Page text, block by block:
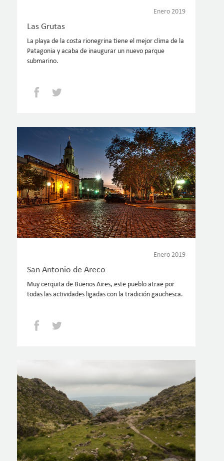
Enero 2019
Las Grutas
La playa de la costa rionegrina tiene el mejor clima de la
Patagonia y acaba de inaugurar un nuevo parque
submarino.
Facebook
Enero 2019
San Antonio de Areco
Muy cerquita de Buenos Aires, este pueblo atrae por
todas las actividades ligadas con la tradición gauchesca.
Facebook